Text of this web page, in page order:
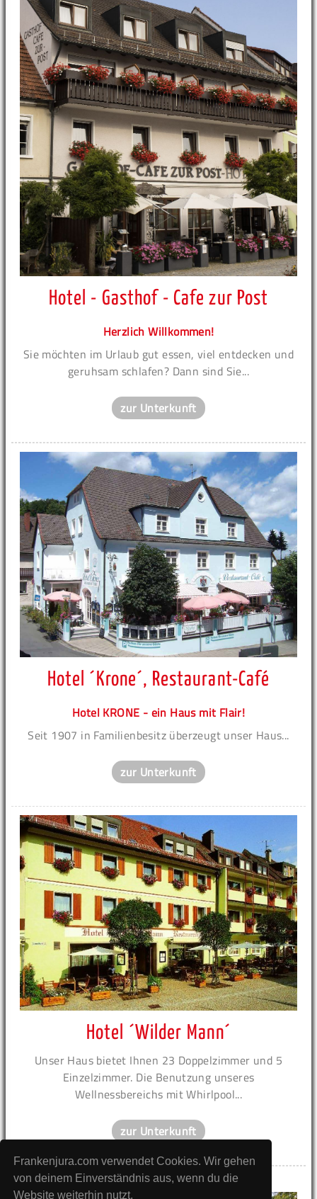
Frankenjura.com verwendet Cookies. Wir gehen
von deinem Einverständnis aus, wenn du die
Website weiterhin nutzt.
Hotel - Gasthof - Cafe zur Post
Herzlich Willkommen!
Sie möchten im Urlaub gut essen, viel entdecken und
geruhsam schlafen? Dann sind Sie...
zur Unterkunft
Hotel ´Krone´, Restaurant-Café
Hotel KRONE - ein Haus mit Flair!
Seit 1907 in Familienbesitz überzeugt unser Haus...
zur Unterkunft
Hotel ´Wilder Mann´
Unser Haus bietet Ihnen 23 Doppelzimmer und 5
Einzelzimmer. Die Benutzung unseres
Wellnessbereichs mit Whirlpool...
zur Unterkunft
Anzeige